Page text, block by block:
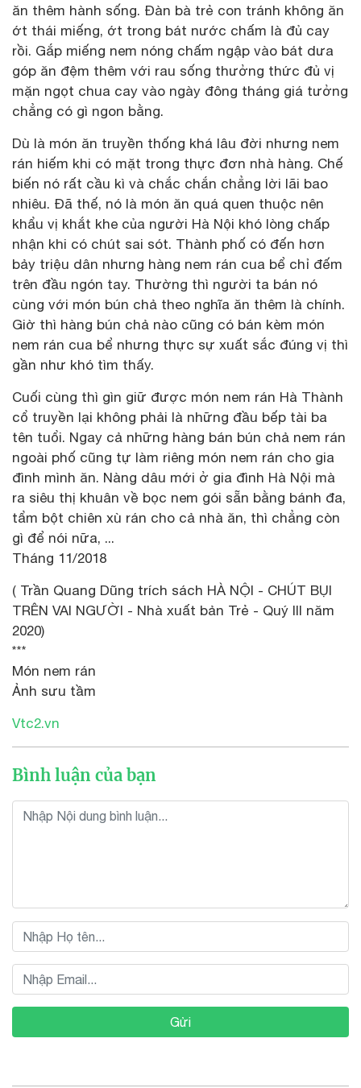
ăn thêm hành sống. Đàn bà trẻ con tránh không ăn
ớt thái miếng, ớt trong bát nước chấm là đủ cay
rồi. Gắp miếng nem nóng chấm ngập vào bát dưa
góp ăn đệm thêm với rau sống thưởng thức đủ vị
mặn ngọt chua cay vào ngày đông tháng giá tưởng
chẳng có gì ngon bằng.
Dù là món ăn truyền thống khá lâu đời nhưng nem
rán hiếm khi có mặt trong thực đơn nhà hàng. Chế
biến nó rất cầu kì và chắc chắn chẳng lời lãi bao
nhiêu. Đã thế, nó là món ăn quá quen thuộc nên
khẩu vị khắt khe của người Hà Nội khó lòng chấp
nhận khi có chút sai sót. Thành phố có đến hơn
bảy triệu dân nhưng hàng nem rán cua bể chỉ đếm
trên đầu ngón tay. Thường thì người ta bán nó
cùng với món bún chả theo nghĩa ăn thêm là chính.
Giờ thì hàng bún chả nào cũng có bán kèm món
nem rán cua bể nhưng thực sự xuất sắc đúng vị thì
gần như khó tìm thấy.
Cuối cùng thì gìn giữ được món nem rán Hà Thành
cổ truyền lại không phải là những đầu bếp tài ba
tên tuổi. Ngay cả những hàng bán bún chả nem rán
ngoài phố cũng tự làm riêng món nem rán cho gia
đình mình ăn. Nàng dâu mới ở gia đình Hà Nội mà
ra siêu thị khuân về bọc nem gói sẵn bằng bánh đa,
tẩm bột chiên xù rán cho cả nhà ăn, thì chẳng còn
gì để nói nữa, ...
Tháng 11/2018
( Trần Quang Dũng trích sách HÀ NỘI - CHÚT BỤI
TRÊN VAI NGƯỜI - Nhà xuất bản Trẻ - Quý III năm
2020)
***
Món nem rán
Ảnh sưu tầm
Vtc2.vn
Bình luận của bạn
Gửi